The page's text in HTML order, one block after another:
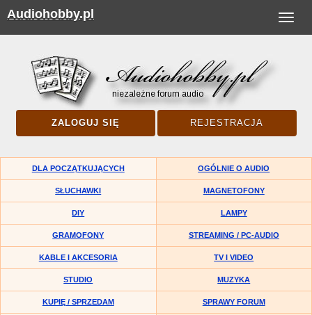
Toggle
Audiohobby.pl
ZALOGUJ SIĘ REJESTRACJA
DLA POCZĄTKUJĄCYCH OGÓLNIE O AUDIO
SŁUCHAWKI MAGNETOFONY
DIY LAMPY
GRAMOFONY STREAMING / PC-AUDIO
KABLE I AKCESORIA TV I VIDEO
STUDIO MUZYKA
KUPIĘ / SPRZEDAM SPRAWY FORUM